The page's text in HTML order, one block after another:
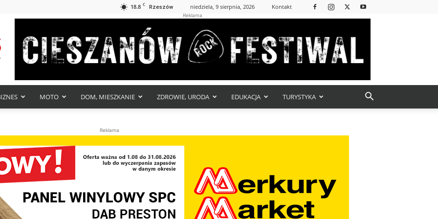
18.8 C Rzeszów niedziela, 9 sierpnia, 2026 Kontakt
Reklama
MOTO DOM, MIESZKANIE ZDROWIE, URODA EDUKACJA TURYSTYKA
Reklama